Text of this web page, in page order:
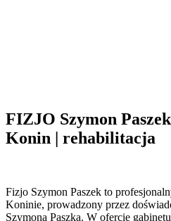
FIZJO Szymon
Konin | rehabilitacja
Fizjo Szymon Paszek to
Koninie, prowadzony przez
Szymona Paszka. W ofercie